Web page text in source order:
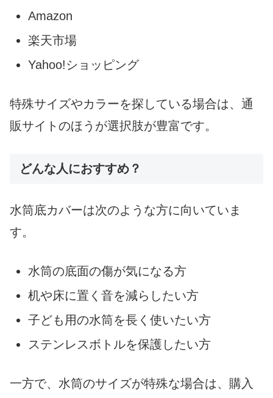
Amazon
楽天市場
Yahoo!ショッピング
特殊サイズやカラーを探している場合は、通
販サイトのほうが選択肢が豊富です。
どんな人におすすめ？
水筒底カバーは次のような方に向いていま
す。
水筒の底面の傷が気になる方
机や床に置く音を減らしたい方
子ども用の水筒を長く使いたい方
ステンレスボトルを保護したい方
一方で、水筒のサイズが特殊な場合は、購入